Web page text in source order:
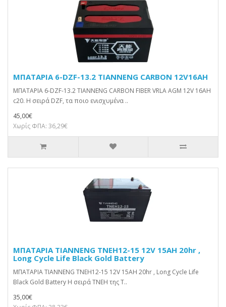
ΜΠΑΤΑΡΙΑ 6-DZF-13.2 TIANNENG CARBON 12V16AH
ΜΠΑΤΑΡΙΑ 6-DZF-13.2 TIANNENG CARBON FIBER VRLA AGM 12V 16AH
c20. Η σειρά DZF, τα ποιο ενισχυμένα ..
45,00€
Χωρίς ΦΠΑ: 36,29€
ΜΠΑΤΑΡΙΑ TIANNENG TNEH12-15 12V 15AH 20hr ,
Long Cycle Life Black Gold Battery
ΜΠΑΤΑΡΙΑ TIANNENG TNEH12-15 12V 15AH 20hr , Long Cycle Life
Black Gold Battery Η σειρά TNEH της T..
35,00€